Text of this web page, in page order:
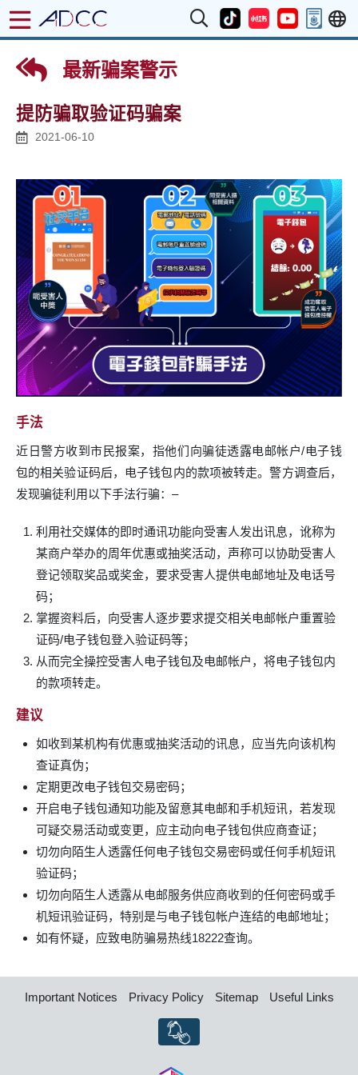
最新骗案警示
提防骗取验证码骗案
2021-06-10
手法
近日警方收到市民报案，指他们向骗徒透露电邮帐户/电子钱
包的相关验证码后，电子钱包内的款项被转走。警方调查后，
发现骗徒利用以下手法行骗：–
利用社交媒体的即时通讯功能向受害人发出讯息，讹称为
某商户举办的周年优惠或抽奖活动，声称可以协助受害人
登记领取奖品或奖金，要求受害人提供电邮地址及电话号
码；
掌握资料后，向受害人逐步要求提交相关电邮帐户重置验
证码/电子钱包登入验证码等；
从而完全操控受害人电子钱包及电邮帐户，将电子钱包内
的款项转走。
建议
如收到某机构有优惠或抽奖活动的讯息，应当先向该机构
查证真伪；
定期更改电子钱包交易密码；
开启电子钱包通知功能及留意其电邮和手机短讯，若发现
可疑交易活动或变更，应主动向电子钱包供应商查证；
切勿向陌生人透露任何电子钱包交易密码或任何手机短讯
验证码；
切勿向陌生人透露从电邮服务供应商收到的任何密码或手
机短讯验证码，特别是与电子钱包帐户连结的电邮地址；
如有怀疑，应致电防骗易热线18222查询。
Important Notices Privacy Policy Sitemap Useful Links